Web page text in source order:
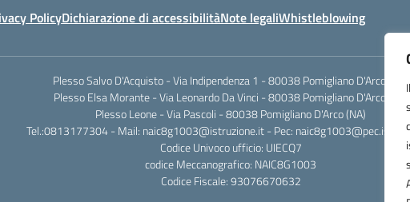
PolicyDichiarazione di accessibilitàNote legaliWhistleblowing
Plesso Salvo D'Acquisto - Via Indipendenza 1 - 80038 Pomigliano D'Arco (NA)
Plesso Elsa Morante - Via Leonardo Da Vinci - 80038 Pomigliano D'Arco (NA)
Plesso Leone - Via Pascoli - 80038 Pomigliano D'Arco (NA)
Tel.:0813177304 - Mail: naic8g1003@istruzione.it - Pec:
Codice Univoco ufficio: UIECQ7
codice Meccanografico: NAIC8G1003
Codice Fiscale: 93076670632